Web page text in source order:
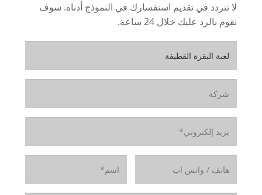
لا تتردد في تقديم استفسارك في النموذج أدناه. سوف
نقوم بالرد عليك خلال 24 ساعة.